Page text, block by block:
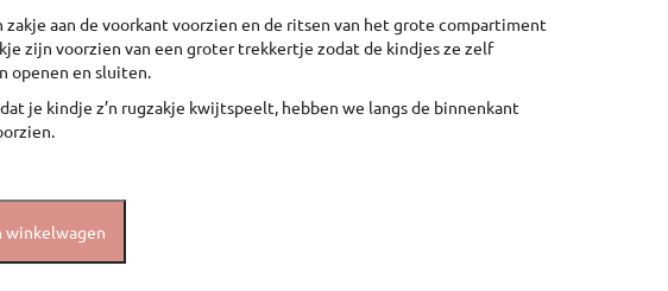
zakje aan de voorkant voorzien en de ritsen van het grote compartiment
zijn voorzien van een groter trekkertje zodat de kindjes ze zelf
openen en sluiten.
je kindje z’n rugzakje kwijtspeelt, hebben we langs de binnenkant
winkelwagen